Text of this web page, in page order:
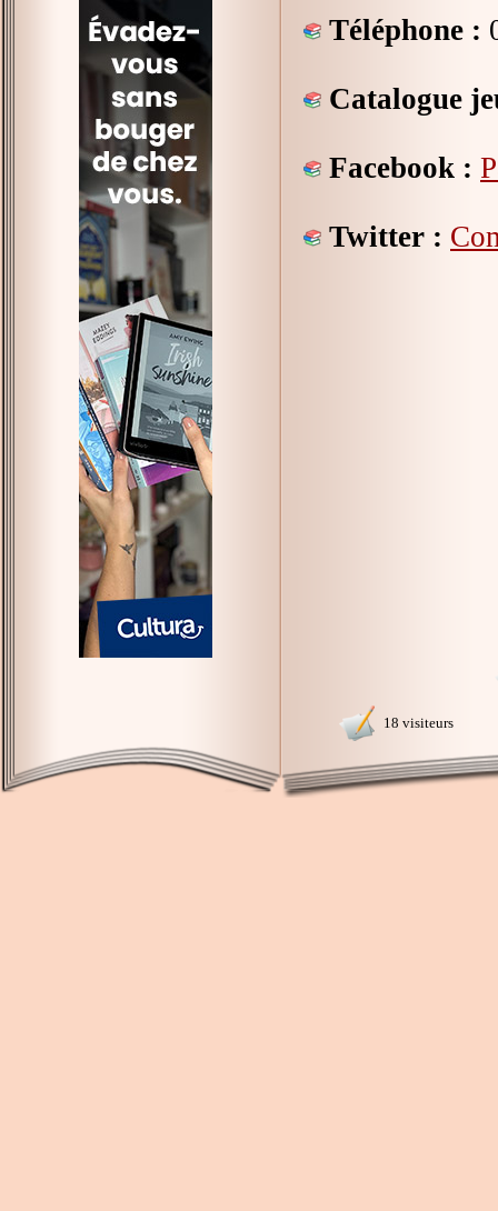
Téléphone :
Catalogue
Facebook :
Twitter :
18 visiteurs